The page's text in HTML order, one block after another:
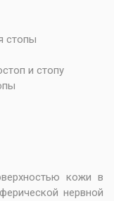
стопы
и стопу
кожи в
нервной